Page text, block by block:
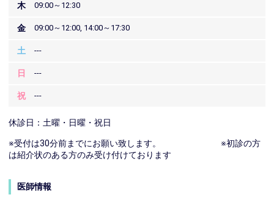
木 09:00～12:30
金 09:00～12:00, 14:00～17:30
土 ---
日 ---
祝 ---
休診日：土曜・日曜・祝日
※受付は30分前までにお願い致します。 ※初診の方
は紹介状のある方のみ受け付けております
医師情報